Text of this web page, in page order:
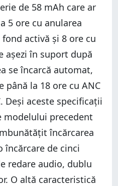
de 58 mAh care ar
5 ore cu anularea
activă și 8 ore cu
așezi în suport după
se încarcă automat,
la 18 ore cu ANC
Deși aceste specificații
modelului precedent
încărcarea
încărcare de cinci
redare audio, dublu
O altă caracteristică